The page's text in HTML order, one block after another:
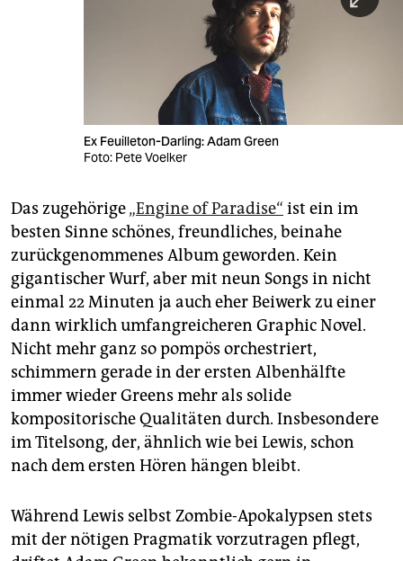
Ex Feuilleton-Darling: Adam Green
Foto: Pete Voelker
Das zugehörige„Engine of Paradise“ ist ein im
besten Sinne schönes, freundliches, beinahe
zurückgenommenes Album geworden. Kein
gigantischer Wurf, aber mit neun Songs in nicht
einmal 22 Minuten ja auch eher Beiwerk zu einer
dann wirklich umfangreicheren Graphic Novel.
Nicht mehr ganz so pompös orchestriert,
schimmern gerade in der ersten Albenhälfte
immer wieder Greens mehr als solide
kompositorische Qualitäten durch. Insbesondere
im Titelsong, der, ähnlich wie bei Lewis, schon
nach dem ersten Hören hängen bleibt.
Während Lewis selbst Zombie-Apokalypsen stets
mit der nötigen Pragmatik vorzutragen pflegt,